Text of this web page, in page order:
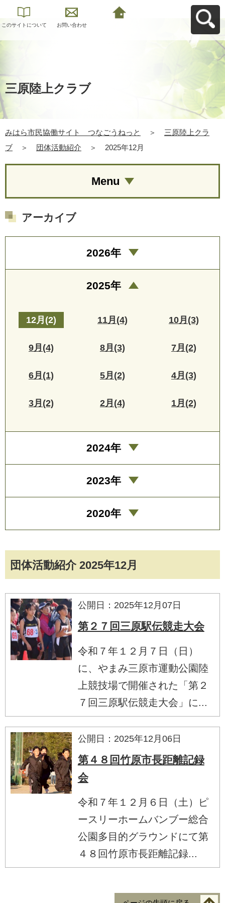
このサイトについて お問い合わせ
三原陸上クラブ
みはら市民協働サイト つなごうねっと ＞
三原陸上クラ
ブ
＞ 団体活動紹介 ＞ 2025年12月
団体活動紹介 2025年12月
公開日：2025年12月07日
第２７回三原駅伝競走大会
令和７年１２月７日（日）
に、やまみ三原市運動公園陸
上競技場で開催された「第２
７回三原駅伝競走大会」に...
公開日：2025年12月06日
第４８回竹原市長距離記録
会
令和７年１２月６日（土）ピ
ースリーホームバンブー総合
公園多目的グラウンドにて第
４８回竹原市長距離記録...
Menu
アーカイブ
2026年
2025年
12月(2) 11月(4) 10月(3)
9月(4) 8月(3) 7月(2)
6月(1) 5月(2) 4月(3)
3月(2) 2月(4) 1月(2)
2024年
2023年
2020年